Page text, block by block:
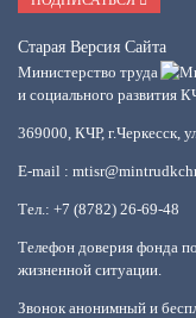
Старая Версия Сайта
Министерство труда
и социального развития
369000, КЧР, г.Черкесск,
E-mail :
Тел.: +7 (8782) 26-69-48
Телефон доверия фонда
жизненной ситуации.
Звонок анонимный и